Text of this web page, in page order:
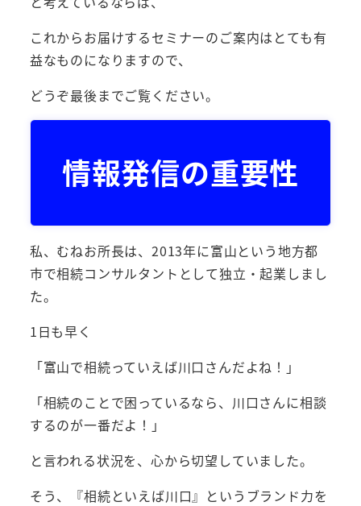
これからお届けするセミナーのご案内はとても有
益なものになりますので、
どうぞ最後までご覧ください。
情報発信の重要性
私、むねお所長は、2013年に富山という地方都
市で相続コンサルタントとして独立・起業しまし
た。
1日も早く
「富山で相続っていえば川口さんだよね！」
「相続のことで困っているなら、川口さんに相談
するのが一番だよ！」
と言われる状況を、心から切望していました。
そう、『相続といえば川口』というブランド力を